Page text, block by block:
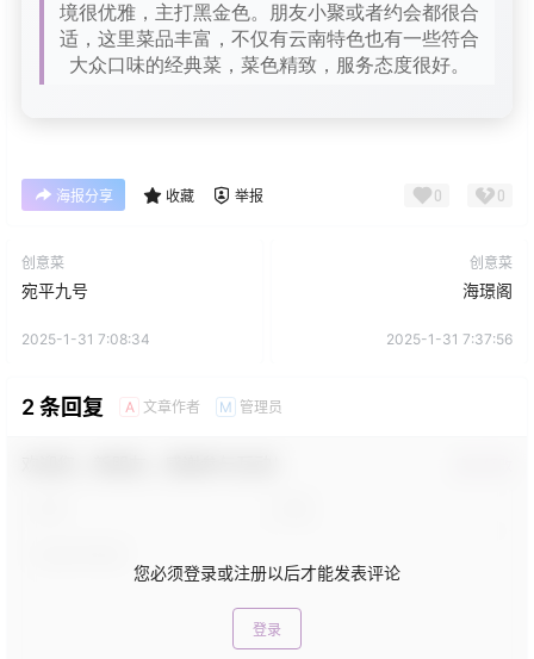
境很优雅，主打黑金色。朋友小聚或者约会都很合
适，这里菜品丰富，不仅有云南特色也有一些符合
大众口味的经典菜，菜色精致，服务态度很好。
海报分享 收藏 举报 0 0
创意菜
宛平九号
2025-1-31 7:08:34
创意菜
海璟阁
2025-1-31 7:37:56
2 条回复 A 文章作者 M 管理员
您必须登录或注册以后才能发表评论
登录